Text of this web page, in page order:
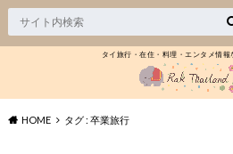
タイ旅行・在住・料理・エンタメ情報
HOME タグ : 卒業旅行